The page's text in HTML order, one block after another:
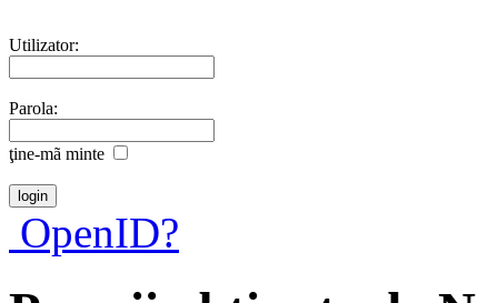
Utilizator:
Parola:
ţine-mã minte
OpenID?